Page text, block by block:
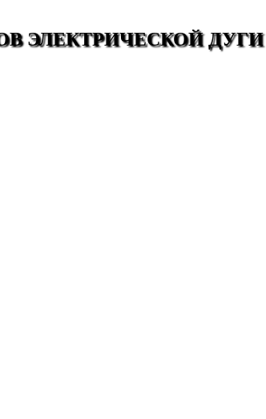
ЭЛЕКТРИЧЕСКОЙ ДУГИ